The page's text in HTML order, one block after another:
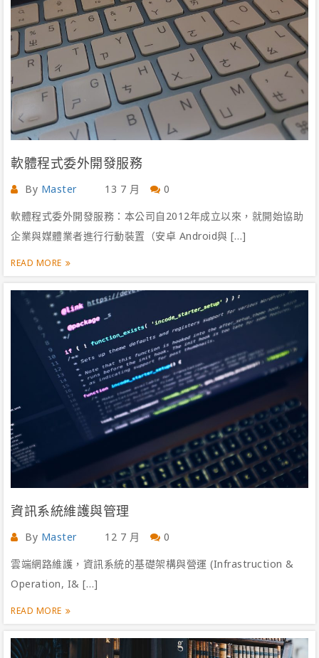
軟體程式委外開發服務
By Master 13 7 月
0
軟體程式委外開發服務：本公司自2012年成立以來，就開始協助
企業與媒體業者進行行動裝置（安卓 Android與 […]
READ MORE
資訊系統維護與管理
By Master 12 7 月
0
雲端網路維護，資訊系統的基礎架構與營運 (Infrastruction &
Operation, I& […]
READ MORE